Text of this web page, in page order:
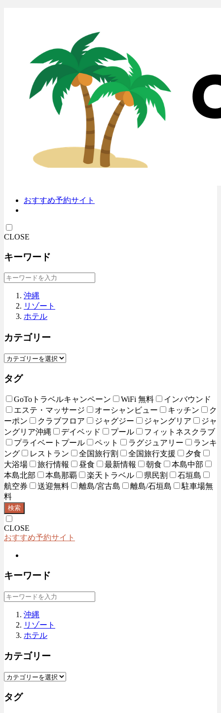
おすすめ予約サイト
CLOSE
キーワード
沖縄
リゾート
ホテル
カテゴリー
タグ
GoToトラベルキャンペーン WiFi 無料
インバウンド
エステ・マッサージ
オーシャンビュー キッチン
ク
ーポン
クラブフロア ジャグジー ジャングリア
ジャ
ングリア沖縄
デイベッド プール
フィットネスクラブ
プライベートプール
ペット ラグジュアリー
ランキ
ング
レストラン 全国旅行割 全国旅行支援
夕食
大浴場
旅行情報 昼食 最新情報 朝食
本島中部
本島北部
本島那覇 楽天トラベル 県民割
石垣島
航空券
送迎無料 離島/宮古島 離島/石垣島
駐車場無
料
検索
CLOSE
おすすめ予約サイト
キーワード
沖縄
リゾート
ホテル
カテゴリー
タグ